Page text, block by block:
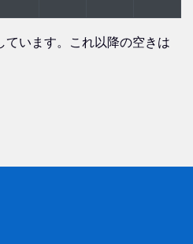
います。これ以降の空きは